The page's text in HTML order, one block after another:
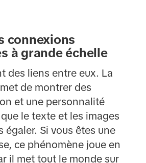
connexions
à grande échelle
des liens entre eux. La
de montrer des
et une personnalité
le texte et les images
égaler. Si vous êtes une
ce phénomène joue en
il met tout le monde sur